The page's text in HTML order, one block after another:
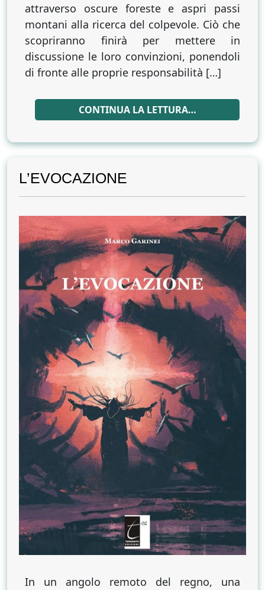
attraverso oscure foreste e aspri passi
montani alla ricerca del colpevole. Ciò che
scopriranno finirà per mettere in
discussione le loro convinzioni, ponendoli
di fronte alle proprie responsabilità […]
CONTINUA LA LETTURA…
L’EVOCAZIONE
In un angolo remoto del regno, una